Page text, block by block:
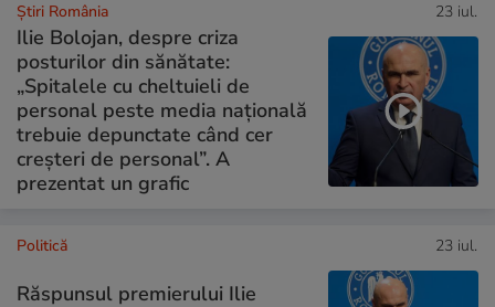
Știri România 23 iul.
Ilie Bolojan, despre criza
posturilor din sănătate:
„Spitalele cu cheltuieli de
personal peste media națională
trebuie depunctate când cer
creșteri de personal”. A
prezentat un grafic
Politică 23 iul.
Răspunsul premierului Ilie